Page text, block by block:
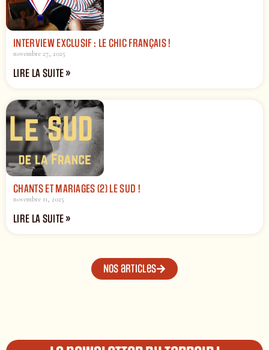
INTERVIEW EXCLUSIF : LE CHIC FRANÇAIS !
novembre 27, 2025
LIRE LA SUITE »
CHANTS ET MARIAGES (2) LE SUD !
novembre 11, 2025
LIRE LA SUITE »
Nos articles